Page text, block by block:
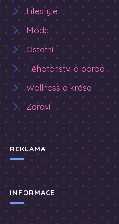
Lifestyle
Móda
Ostatní
Těhotenství a porod
Wellness a krása
Zdraví
REKLAMA
INFORMACE